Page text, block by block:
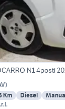
N1 4posti
)
Km Diesel